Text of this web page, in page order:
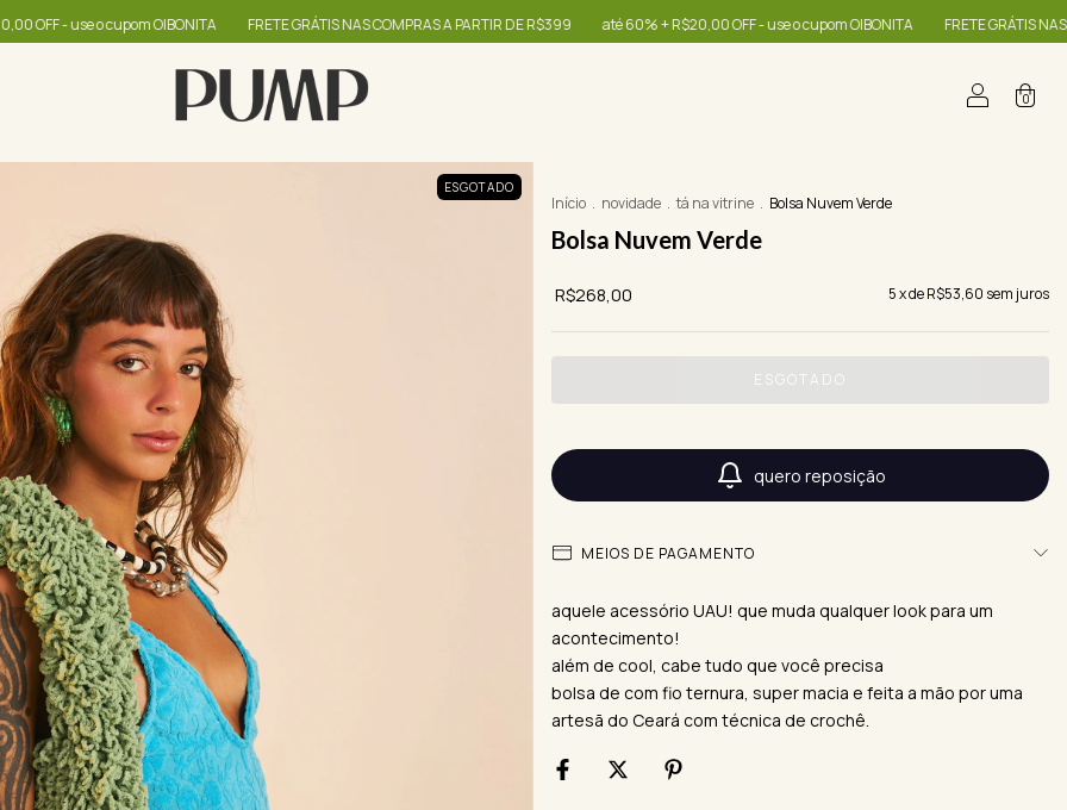
cupom OIBONITA FRETE GRÁTIS NAS COMPRAS A PARTIR DE R$399 até 60% + R$20,00 OFF - use o cupom OIBONITA FRETE GRÁTIS NAS COMPRAS A
0
ESGOTADO
Início . novidade . tá na vitrine . Bolsa Nuvem Verde
Bolsa Nuvem Verde
R$268,00 5x deR$53,60 sem juros
quero reposição
MEIOS DE PAGAMENTO
aquele acessório UAU! que muda qualquer look para um
acontecimento!
além de cool, cabe tudo que você precisa
bolsa de com fio ternura, super macia e feita a mão por uma
artesã do Ceará com técnica de crochê.